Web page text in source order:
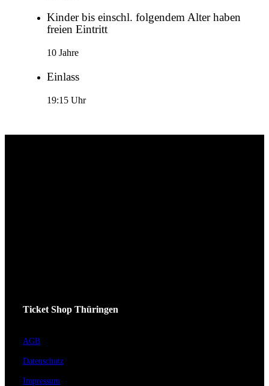
Kinder bis einschl. folgendem Alter haben
freien Eintritt
10 Jahre
Einlass
19:15 Uhr
Ticket Shop Thüringen
AGB
Datenschutz
Impressum